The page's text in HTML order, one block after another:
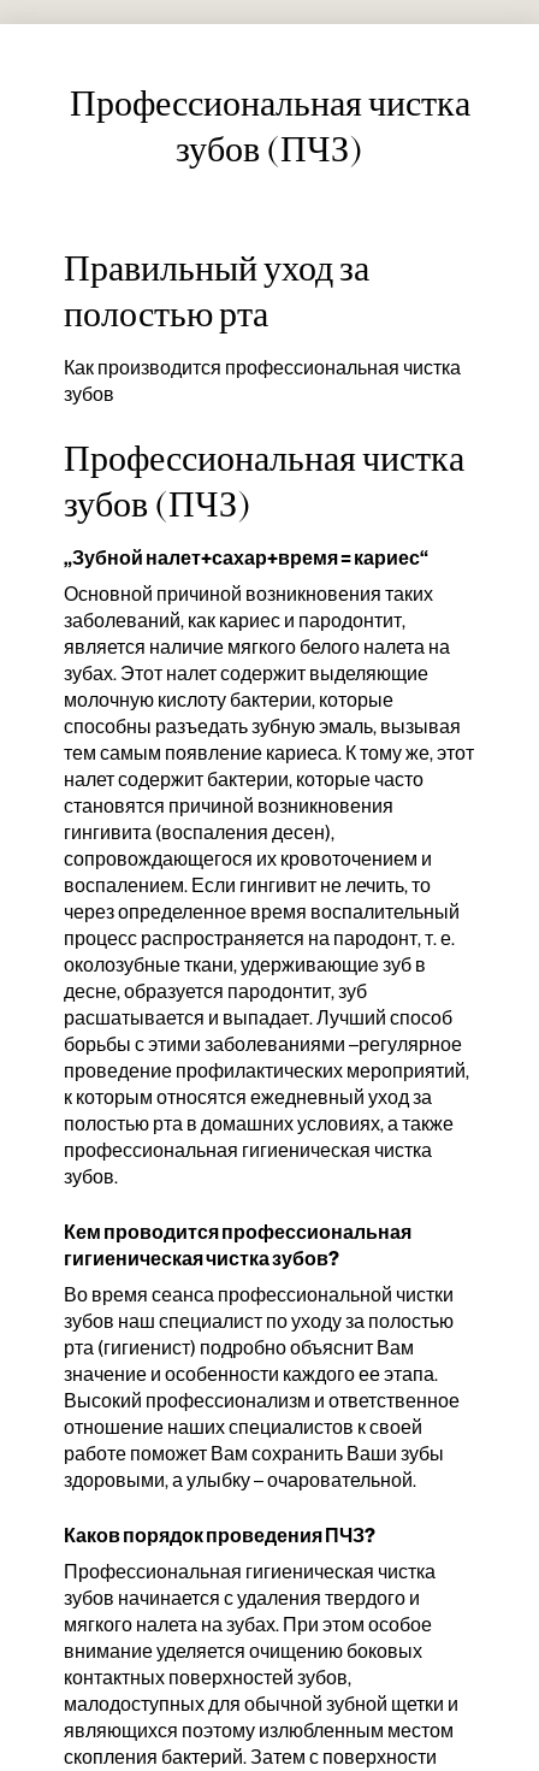
Профессиональная чистка
зубов (ПЧЗ)
Правильный уход за
полостью рта
Как производится профессиональная чистка
зубов
Профессиональная чистка
зубов (ПЧЗ)
„Зубной налет+сахар+время = кариес“
Основной причиной возникновения таких
заболеваний, как кариес и пародонтит,
является наличие мягкого белого налета на
зубах. Этот налет содержит выделяющие
молочную кислоту бактерии, которые
способны разъедать зубную эмаль, вызывая
тем самым появление кариеса. К тому же, этот
налет содержит бактерии, которые часто
становятся причиной возникновения
гингивита (воспаления десен),
сопровождающегося их кровоточением и
воспалением. Если гингивит не лечить, то
через определенное время воспалительный
процесс распространяется на пародонт, т. е.
околозубные ткани, удерживающиe зуб в
десне, образуется пародонтит, зуб
расшатывается и выпадает. Лучший способ
борьбы с этими заболеваниями –регулярное
проведение профилактических мероприятий,
к которым относятся ежедневный уход за
полостью рта в домашних условиях, а также
профессиональная гигиеническая чистка
зубов.
Кем проводится профессиональная
гигиеническая чистка зубов?
Во время сеанса профессиональной чистки
зубов наш специалист по уходу за полостью
рта (гигиенист) подробно объяснит Вам
значение и особенности каждого ее этапа.
Высокий профессионализм и ответственное
отношение наших специалистов к своей
работе поможет Вам сохранить Ваши зубы
здоровыми, а улыбку – очаровательной.
Каков порядок проведения ПЧЗ?
Профессиональная гигиеническая чистка
зубов начинается с удаления твердого и
мягкого налета на зубах. При этом особое
внимание уделяется очищению боковых
контактных поверхностей зубов,
малодоступных для обычной зубной щетки и
являющихся поэтому излюбленным местом
скопления бактерий. Затем с поверхности